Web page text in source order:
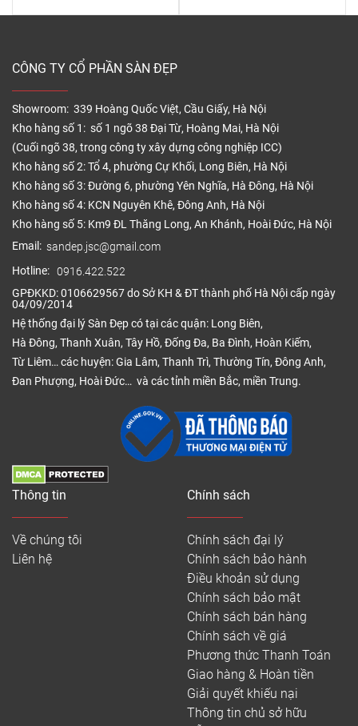
CÔNG TY CỔ PHẦN SÀN ĐẸP
Showroom: 339 Hoàng Quốc Việt, Cầu Giấy, Hà Nội
Kho hàng số 1: số 1 ngõ 38 Đại Từ, Hoàng Mai, Hà Nội
(Cuối ngõ 38, trong công ty xây dựng công nghiệp ICC)
Kho hàng số 2: Tổ 4, phường Cự Khối, Long Biên, Hà Nội
Kho hàng số 3: Đường 6, phường Yên Nghĩa, Hà Đông, Hà Nội
Kho hàng số 4: KCN Nguyên Khê, Đông Anh, Hà Nội
Kho hàng số 5: Km9 ĐL Thăng Long, An Khánh, Hoài Đức, Hà Nội
Email: sandep.jsc@gmail.com
Hotline: 0916.422.522
GPĐKKD: 0106629567 do Sở KH & ĐT thành phố Hà Nội cấp ngày
04/09/2014
Hệ thống đại lý Sàn Đẹp có tại các quận: Long Biên,
Hà Đông, Thanh Xuân, Tây Hồ, Đống Đa, Ba Đình, Hoàn Kiếm,
Từ Liêm… các huyện: Gia Lâm, Thanh Trì, Thường Tín, Đông Anh,
Đan Phượng, Hoài Đức… và các tỉnh miền Bắc, miền Trung.
Thông tin
Về chúng tôi
Liên hệ
Chính sách
Chính sách đại lý
Chính sách bảo hành
Điều khoản sử dụng
Chính sách bảo mật
Chính sách bán hàng
Chính sách về giá
Phương thức Thanh Toán
Giao hàng & Hoàn tiền
Giải quyết khiếu nại
Thông tin chủ sở hữu